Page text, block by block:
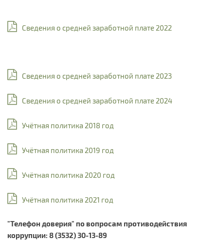
Сведения о средней заработной плате 2022
Сведения о средней заработной плате 2023
Сведения о средней заработной плате 2024
Учётная политика 2018 год
Учётная политика 2019 год
Учётная политика 2020 год
Учётная политика 2021 год
"Телефон доверия" по вопросам противодействия
коррупции: 8 (3532) 30-13-89